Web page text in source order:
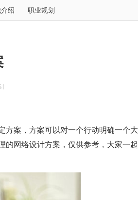
绍 职业规划
案，方案可以对一个行动明确一个大
的网络设计方案，仅供参考，大家一起